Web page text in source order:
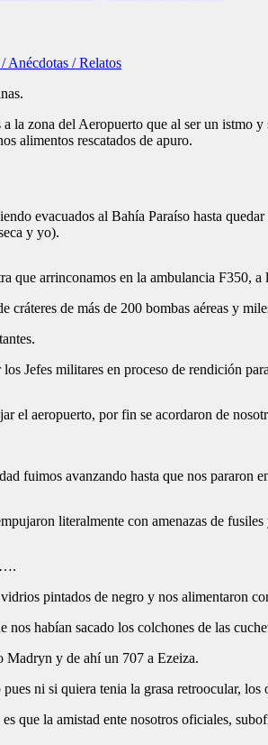
Anécdotas / Relatos
la zona del Aeropuerto que al ser un istmo
alimentos rescatados de apuro.
evacuados al Bahía Paraíso hasta
y yo).
que arrinconamos en la ambulancia F350,
cráteres de más de 200 bombas aéreas y
Jefes militares en proceso de rendición
el aeropuerto, por fin se acordaron de
fuimos avanzando hasta que nos pararon
literalmente con amenazas de
pintados de negro y nos alimentaron
nos habían sacado los colchones de las
Madryn y de ahí un 707 a Ezeiza.
ni si quiera tenia la grasa retroocular,
que la amistad ente nosotros oficiales,